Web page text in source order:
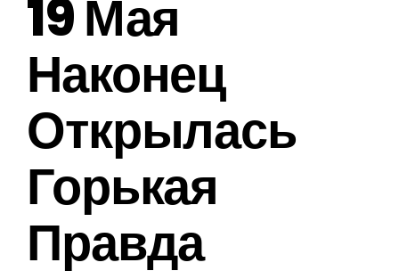
19 Мая
Наконец
Открылась
Горькая
Правда